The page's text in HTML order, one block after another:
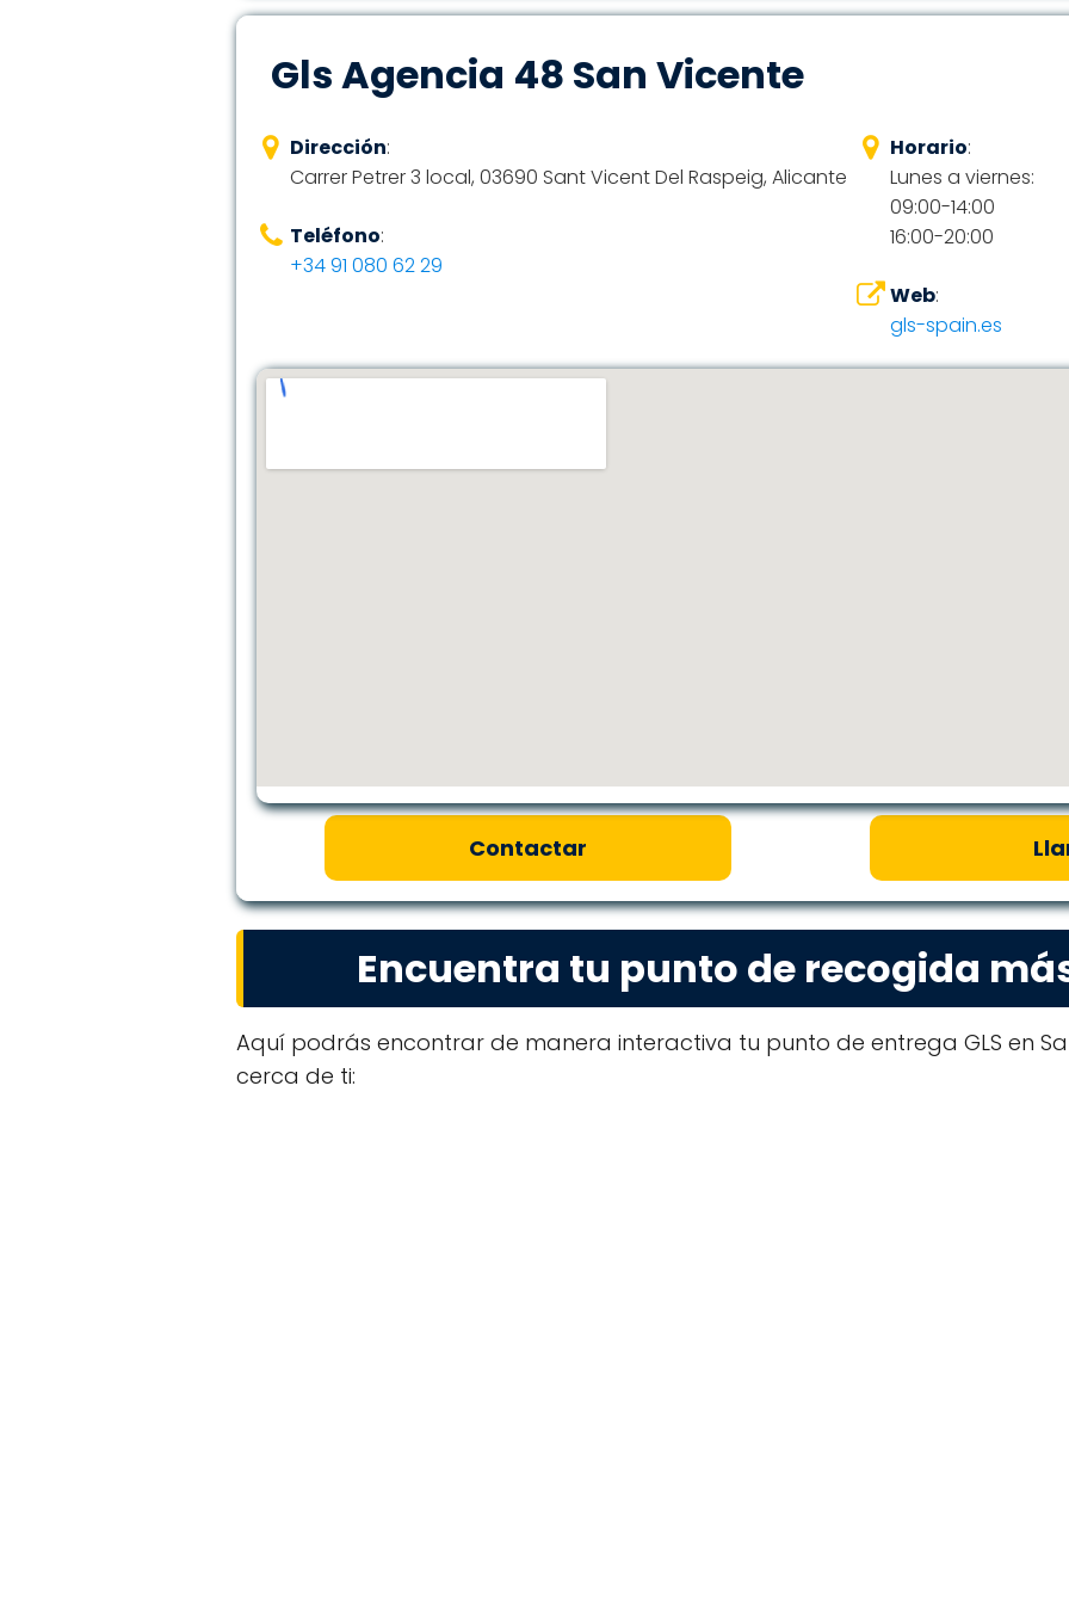
Gls Agencia 48 San Vicente
Dirección:
Carrer Petrer 3 local, 03690 Sant Vicent Del Raspeig, Alicante
Teléfono:
+34 91 080 62 29
Horario:
Lunes a viernes:
09:00-14:00
16:00-20:00
Web:
gls-spain.es
Contactar
Encuentra tu punto de recogida
Aquí podrás encontrar de manera interactiva tu punto de entrega GLS en
cerca de ti: